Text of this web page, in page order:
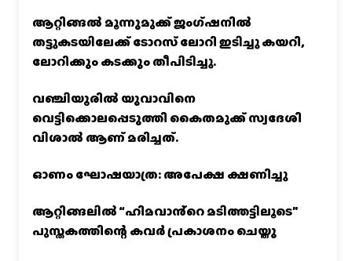
ആറ്റിങ്ങൽ മൂന്നുമുക്ക് ജംഗ്ഷനിൽ
തട്ടുകടയിലേക്ക് ടോറസ് ലോറി ഇടിച്ചു കയറി,
ലോറിക്കും കടക്കും തീപിടിച്ചു.
വഞ്ചിയൂരില്‍ യുവാവിനെ
വെട്ടിക്കൊലപ്പെടുത്തി കൈതമുക്ക് സ്വദേശി
വിശാല്‍ ആണ് മരിച്ചത്.
ഓണം ഘോഷയാത്ര: അപേക്ഷ ക്ഷണിച്ചു
ആറ്റിങ്ങലിൽ “ഹിമവാൻ്റെ മടിത്തട്ടിലൂടെ”
പുസ്തകത്തിന്റെ കവർ പ്രകാശനം ചെയ്തു